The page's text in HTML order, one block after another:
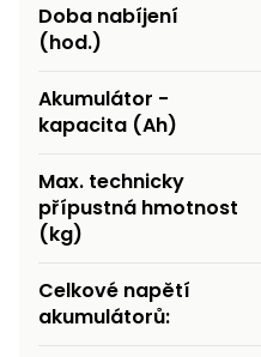
Doba nabíjení
(hod.)
Akumulátor -
kapacita (Ah)
Max. technicky
přípustná hmotnost
(kg)
Celkové napětí
akumulátorů: